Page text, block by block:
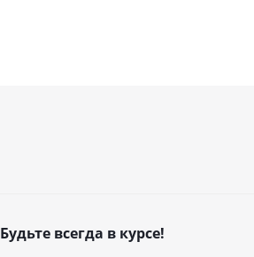
Будьте всегда в курсе!